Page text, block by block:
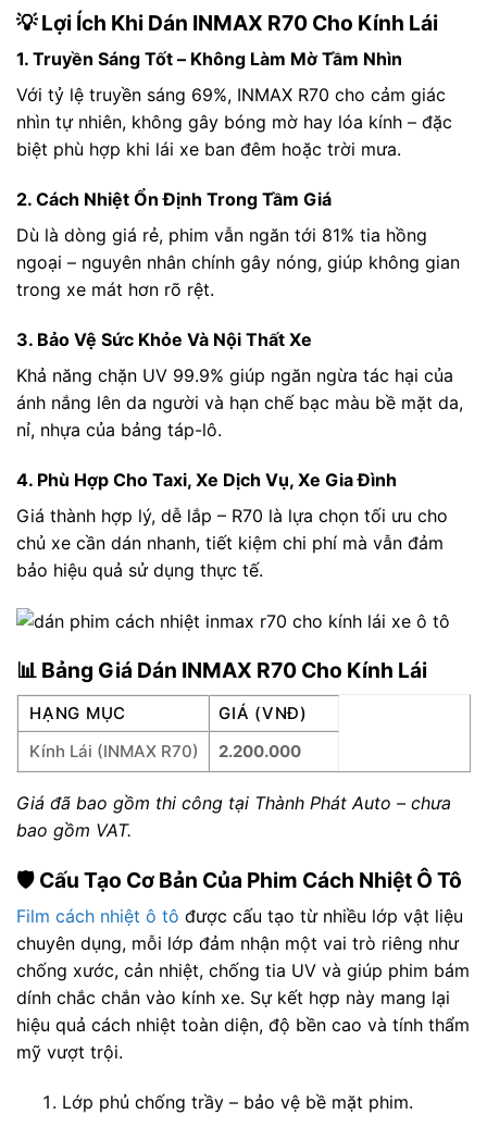
💡 Lợi Ích Khi Dán INMAX R70 Cho Kính Lái
1. Truyền Sáng Tốt – Không Làm Mờ Tầm Nhìn
Với tỷ lệ truyền sáng 69%, INMAX R70 cho cảm giác
nhìn tự nhiên, không gây bóng mờ hay lóa kính – đặc
biệt phù hợp khi lái xe ban đêm hoặc trời mưa.
2. Cách Nhiệt Ổn Định Trong Tầm Giá
Dù là dòng giá rẻ, phim vẫn ngăn tới 81% tia hồng
ngoại – nguyên nhân chính gây nóng, giúp không gian
trong xe mát hơn rõ rệt.
3. Bảo Vệ Sức Khỏe Và Nội Thất Xe
Khả năng chặn UV 99.9% giúp ngăn ngừa tác hại của
ánh nắng lên da người và hạn chế bạc màu bề mặt da,
nỉ, nhựa của bảng táp-lô.
4. Phù Hợp Cho Taxi, Xe Dịch Vụ, Xe Gia Đình
Giá thành hợp lý, dễ lắp – R70 là lựa chọn tối ưu cho
chủ xe cần dán nhanh, tiết kiệm chi phí mà vẫn đảm
bảo hiệu quả sử dụng thực tế.
📊 Bảng Giá Dán INMAX R70 Cho Kính Lái
HẠNG MỤC
GIÁ (VNĐ)
Kính Lái (INMAX R70)
2.200.000
Giá đã bao gồm thi công tại Thành Phát Auto – chưa
bao gồm VAT.
🛡️ Cấu Tạo Cơ Bản Của Phim Cách Nhiệt Ô Tô
Film cách nhiệt ô tô được cấu tạo từ nhiều lớp vật liệu
chuyên dụng, mỗi lớp đảm nhận một vai trò riêng như
chống xước, cản nhiệt, chống tia UV và giúp phim bám
dính chắc chắn vào kính xe. Sự kết hợp này mang lại
hiệu quả cách nhiệt toàn diện, độ bền cao và tính thẩm
mỹ vượt trội.
Lớp phủ chống trầy – bảo vệ bề mặt phim.